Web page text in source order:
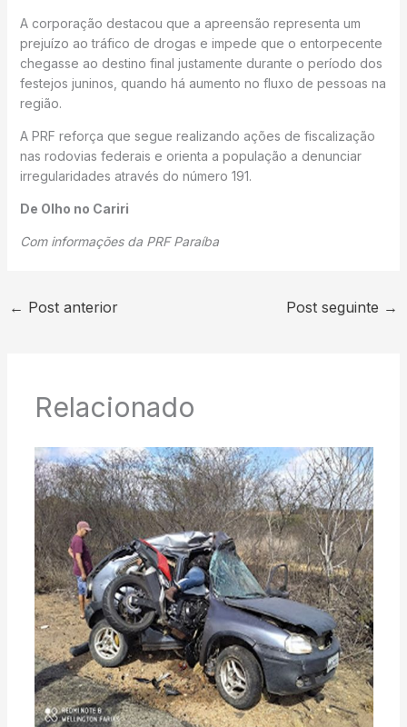
A corporação destacou que a apreensão representa um
prejuízo ao tráfico de drogas e impede que o entorpecente
chegasse ao destino final justamente durante o período dos
festejos juninos, quando há aumento no fluxo de pessoas na
região.
A PRF reforça que segue realizando ações de fiscalização
nas rodovias federais e orienta a população a denunciar
irregularidades através do número 191.
De Olho no Cariri
Com informações da PRF Paraíba
← Post anterior Post seguinte →
Relacionado